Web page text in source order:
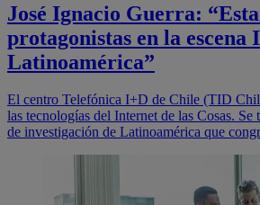
José Ignacio Guerra:
protagonistas en la escena
Latinoamérica”
El centro Telefónica I+D de Chile (TID
las tecnologías del Internet de las Cosas.
de investigación de Latinoamérica que